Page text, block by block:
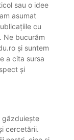
sau o idee
asumat
cu
Ne bucurăm
și suntem
a cita sursa
și
găzduiește
cercetării.